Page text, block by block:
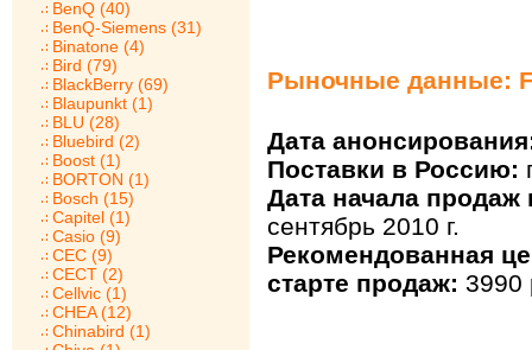
BenQ (40)
BenQ-Siemens (31)
Binatone (4)
Bird (79)
BlackBerry (69)
Blaupunkt (1)
BLU (28)
Bluebird (2)
Boost (1)
BORTON (1)
Bosch (15)
Capitel (1)
Casio (9)
CEC (9)
CECT (2)
Cellvic (1)
CHEA (12)
Chinabird (1)
Рыночные данные:
Дата
Поставки в Россию:
Дата начала продаж
сентябрь 2010 г.
Рекомендованная
старте продаж: 3990